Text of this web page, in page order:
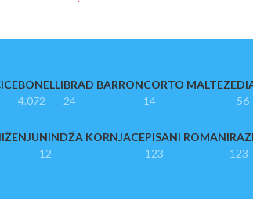
BONELLI
4.072
BRAD BARRON
24
CORTO MALTEZE
14
56
NINDŽA KORNJACE
12
PISANI ROMANI
123
123